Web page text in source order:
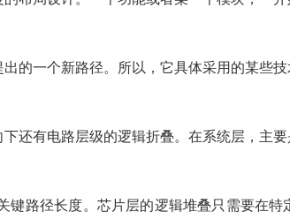
的一个新路径。所以，它具体采用的某些
还有电路层级的逻辑折叠。在系统层，主
路径长度。芯片层的逻辑堆叠只需要在